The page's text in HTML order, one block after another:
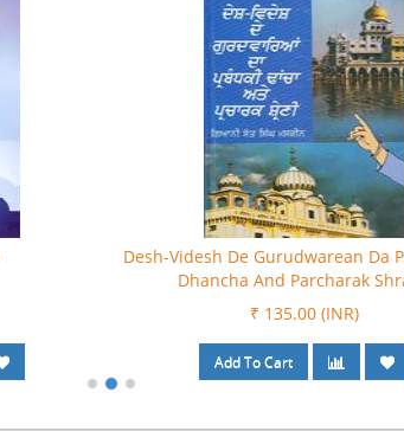
Desh-Videsh De Gurudwarean Da
Dhancha And Parcharak
₹ 135.00 (INR)